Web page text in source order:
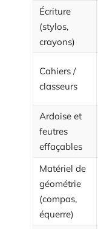
Écriture
(stylos,
crayons)
Cahiers /
classeurs
Ardoise et
feutres
effaçables
Matériel de
géométrie
(compas,
équerre)